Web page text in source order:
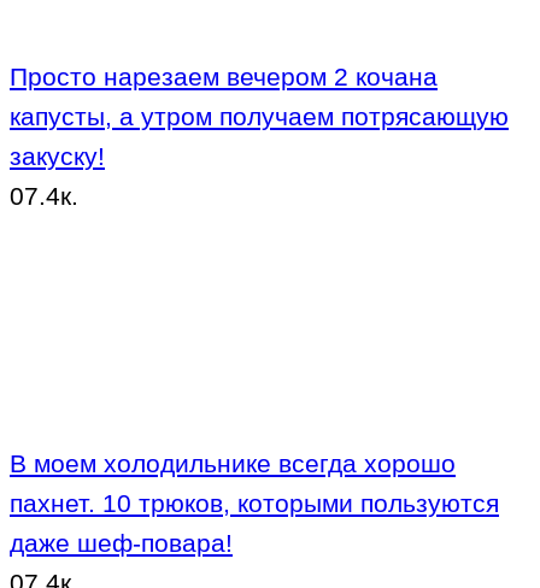
Просто нарезаем вечером 2 кочана
капусты, а утром получаем потрясающую
закуску!
07.4к.
В моем холодильнике всегда хорошо
пахнет. 10 трюков, которыми пользуются
даже шеф-повара!